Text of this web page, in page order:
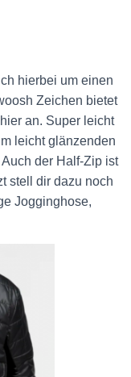
hierbei um einen
Zeichen bietet
an. Super leicht
leicht glänzenden
der Half-Zip ist
stell dir dazu noch
Jogginghose,